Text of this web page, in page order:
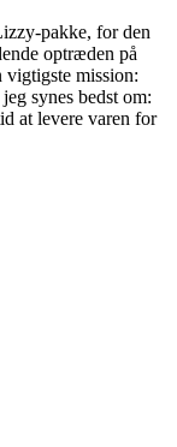
pakke, for den
optræden på
vigtigste mission:
synes bedst om:
at levere varen for